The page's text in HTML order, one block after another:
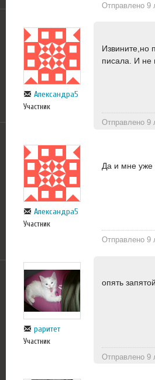
Отправлено 9
Александра5
Участник
Извините,но
писала. И не
Отправлено 9
Александра5
Участник
Да и мне уже
Отправлено 9
раритет
Участник
опять
Отправлено 9